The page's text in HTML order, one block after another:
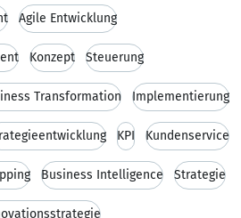
Agile Entwicklung
Konzept Steuerung
Transformation Implementierung
KPI Kundenservice
Business Intelligence Strategie